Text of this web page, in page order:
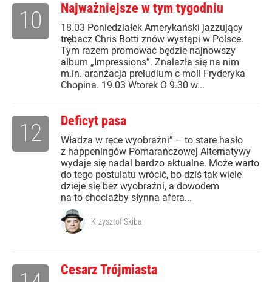
Najważniejsze w tym tygodniu
18.03 Poniedziałek Amerykański jazzujący
trębacz Chris Botti znów wystąpi w Polsce.
Tym razem promować będzie najnowszy
album „Impressions”. Znalazła się na nim
m.in. aranżacja preludium c-moll Fryderyka
Chopina. 19.03 Wtorek O 9.30 w...
10
Deficyt pasa
Władza w ręce wyobraźni” – to stare hasło
z happeningów Pomarańczowej Alternatywy
wydaje się nadal bardzo aktualne. Może warto
do tego postulatu wrócić, bo dziś tak wiele
dzieje się bez wyobraźni, a dowodem
na to chociażby słynna afera...
12
Krzysztof Skiba
Cesarz Trójmiasta